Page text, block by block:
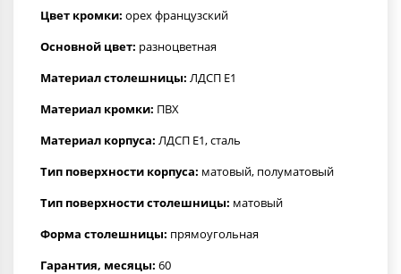
Цвет кромки: орех французский
Основной цвет: разноцветная
Материал столешницы: ЛДСП Е1
Материал кромки: ПВХ
Материал корпуса: ЛДСП Е1, сталь
Тип поверхности корпуса: матовый, полуматовый
Тип поверхности столешницы: матовый
Форма столешницы: прямоугольная
Гарантия, месяцы: 60